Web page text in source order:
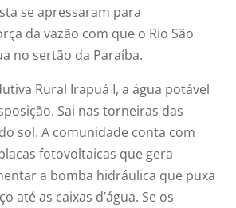
se apressaram para
da vazão com que o Rio São
no sertão da Paraíba.
Rural Irapuá I, a água potável
Sai nas torneiras das
sol. A comunidade conta com
fotovoltaicas que gera
a bomba hidráulica que puxa
até as caixas d’água. Se os